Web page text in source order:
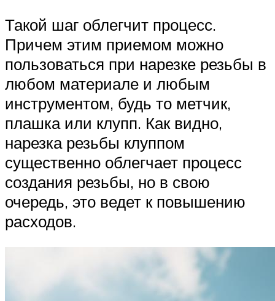
Такой шаг облегчит процесс.
Причем этим приемом можно
пользоваться при нарезке резьбы в
любом материале и любым
инструментом, будь то метчик,
плашка или клупп. Как видно,
нарезка резьбы клуппом
существенно облегчает процесс
создания резьбы, но в свою
очередь, это ведет к повышению
расходов.